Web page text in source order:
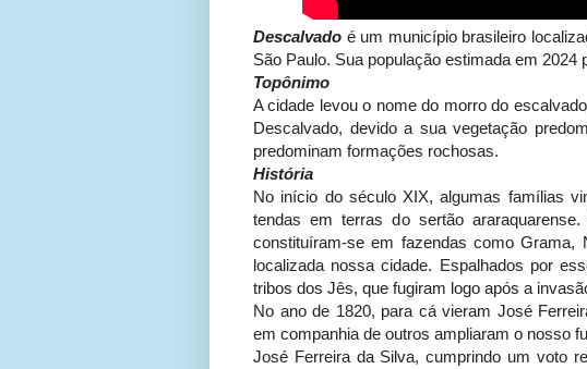
Descalvado é um município brasileiro
São Paulo. Sua população estimada em 2024
Topônimo
A cidade levou o nome do morro do
Descalvado, devido a sua vegetação
predominam formações rochosas.
História
No início do século XIX, algumas famílias
tendas em terras do sertão
constituíram-se em fazendas como Grama,
localizada nossa cidade. Espalhados por
tribos dos Jês, que fugiram logo após a
No ano de 1820, para cá vieram José
em companhia de outros ampliaram o nosso
José Ferreira da Silva, cumprindo um voto